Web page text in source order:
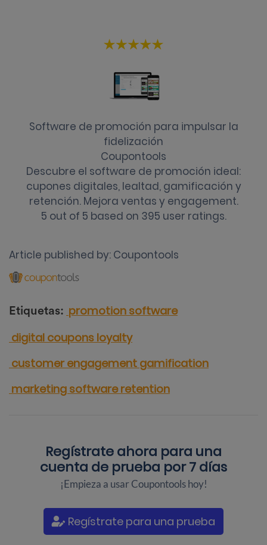
Software de promoción para impulsar la
fidelización
Coupontools
Descubre el software de promoción ideal:
cupones digitales, lealtad, gamificación y
retención. Mejora ventas y engagement.
5 out of 5 based on 395 user ratings.
Article published by: Coupontools
Etiquetas: promotion software
digital coupons loyalty
customer engagement gamification
marketing softwareretention
Regístrate ahora para una
cuenta de prueba por 7 días
¡Empieza a usar Coupontools hoy!
Regístrate para una prueba